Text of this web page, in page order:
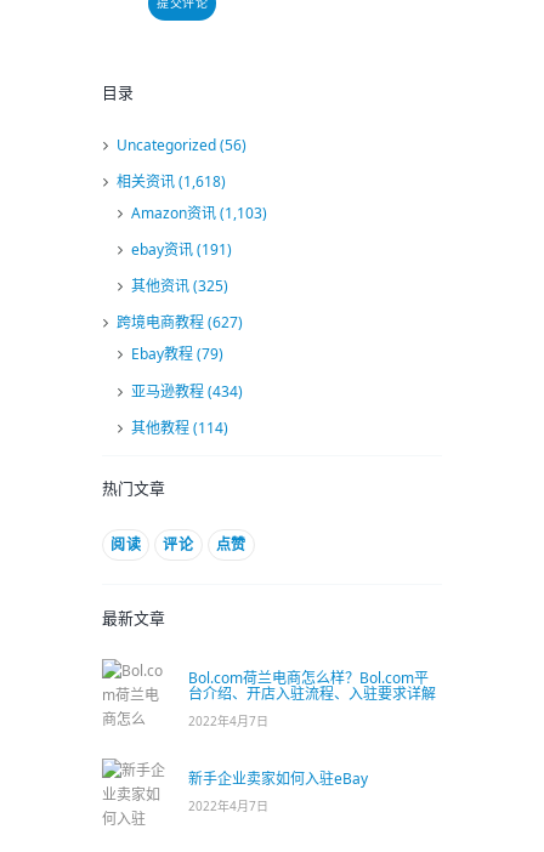
目录
Uncategorized(56)
相关资讯(1,618)
Amazon资讯(1,103)
ebay资讯(191)
其他资讯(325)
跨境电商教程(627)
Ebay教程(79)
亚马逊教程(434)
其他教程(114)
热门文章
阅读 评论 点赞
最新文章
Bol.com荷兰电商怎么样？Bol.com平
台介绍、开店入驻流程、入驻要求详解
2022年4月7日
新手企业卖家如何入驻eBay
2022年4月7日